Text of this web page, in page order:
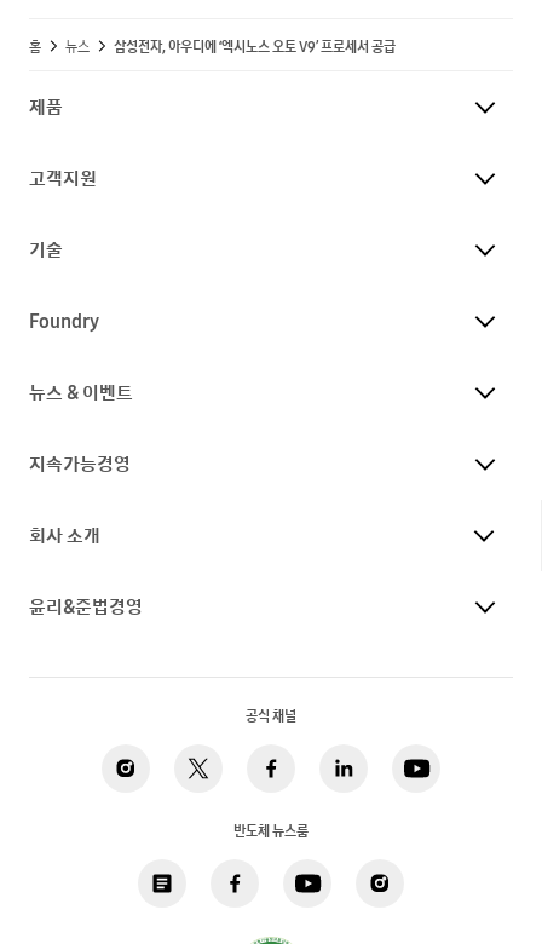
홈 뉴스 삼성전자, 아우디에 ‘엑시노스 오토 V9’ 프로세서 공급
제품
고객지원
기술
Foundry
뉴스 & 이벤트
지속가능경영
회사 소개
윤리&준법경영
공식 채널
반도체 뉴스룸